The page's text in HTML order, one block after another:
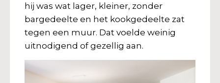
hij was wat lager, kleiner, zonder
bargedeelte en het kookgedeelte zat
tegen een muur. Dat voelde weinig
uitnodigend of gezellig aan.